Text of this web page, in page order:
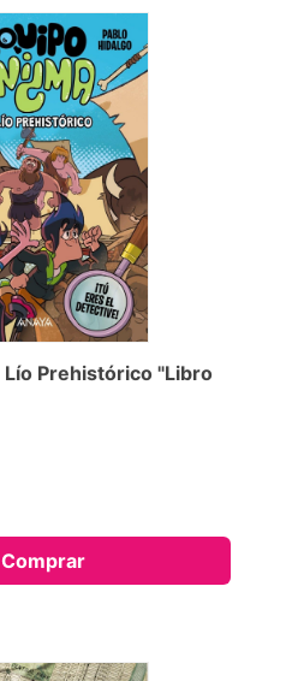
Lío Prehistórico "Libro
Comprar